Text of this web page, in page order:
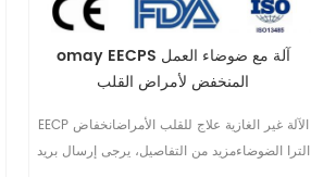
omay EECPS آلة مع ضوضاء العمل
المنخفض لأمراض القلب
EECP الآلة غير الغازية علاج للقلب الأمراضانخفاض
الترا الضوضاءمزيد من التفاصيل، يرجى إرسال بريد